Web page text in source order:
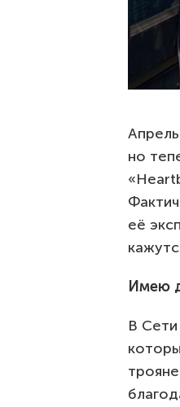
но
её
Имею
В Сети